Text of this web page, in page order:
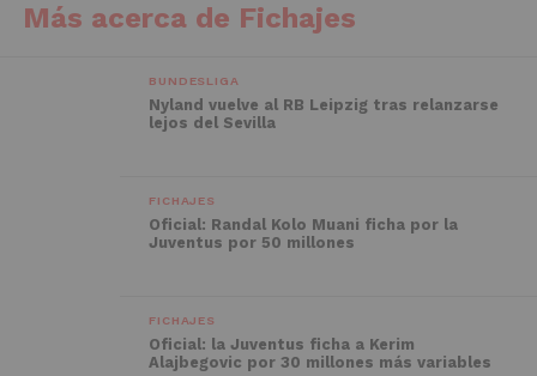
Más acerca de Fichajes
BUNDESLIGA
Nyland vuelve al RB Leipzig tras relanzarse
lejos del Sevilla
FICHAJES
Oficial: Randal Kolo Muani ficha por la
Juventus por 50 millones
FICHAJES
Oficial: la Juventus ficha a Kerim
Alajbegovic por 30 millones más variables